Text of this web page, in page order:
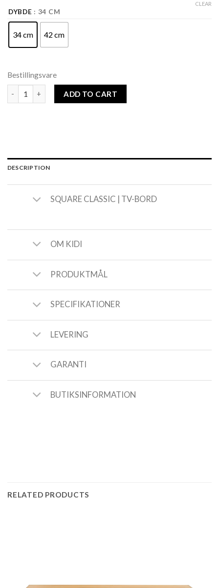
DYBDE : 34 CM
34 cm 42 cm
CLEAR
Bestillingsvare
ADD TO CART
DESCRIPTION
SQUARE CLASSIC | TV-BORD
OM KIDI
PRODUKTMÅL
SPECIFIKATIONER
LEVERING
GARANTI
BUTIKSINFORMATION
RELATED PRODUCTS